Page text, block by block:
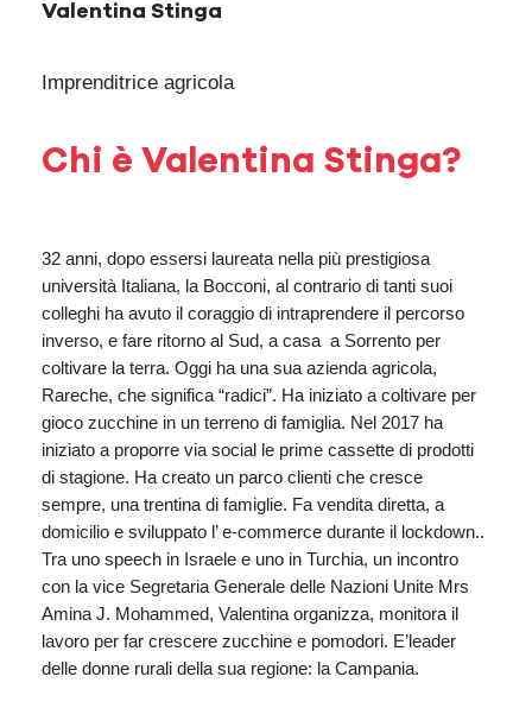
Valentina Stinga
Imprenditrice agricola
Chi è Valentina Stinga?
32 anni, dopo essersi laureata nella più prestigiosa
università Italiana, la Bocconi, al contrario di tanti suoi
colleghi ha avuto il coraggio di intraprendere il percorso
inverso, e fare ritorno al Sud, a casa a Sorrento per
coltivare la terra. Oggi ha una sua azienda agricola,
Rareche, che significa “radici”. Ha iniziato a coltivare per
gioco zucchine in un terreno di famiglia. Nel 2017 ha
iniziato a proporre via social le prime cassette di prodotti
di stagione. Ha creato un parco clienti che cresce
sempre, una trentina di famiglie. Fa vendita diretta, a
domicilio e sviluppato l’ e-commerce durante il lockdown..
Tra uno speech in Israele e uno in Turchia, un incontro
con la vice Segretaria Generale delle Nazioni Unite Mrs
Amina J. Mohammed, Valentina organizza, monitora il
lavoro per far crescere zucchine e pomodori. E’leader
delle donne rurali della sua regione: la Campania.